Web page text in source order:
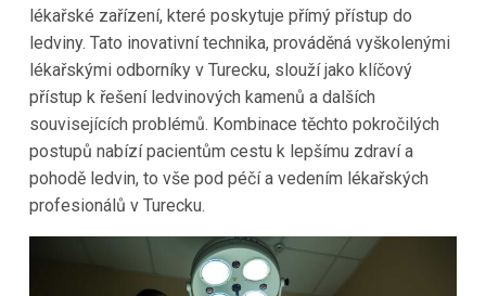
lékařské zařízení, které poskytuje přímý přístup do
ledviny. Tato inovativní technika, prováděná vyškolenými
lékařskými odborníky v Turecku, slouží jako klíčový
přístup k řešení ledvinových kamenů a dalších
souvisejících problémů. Kombinace těchto pokročilých
postupů nabízí pacientům cestu k lepšímu zdraví a
pohodě ledvin, to vše pod péčí a vedením lékařských
profesionálů v Turecku.